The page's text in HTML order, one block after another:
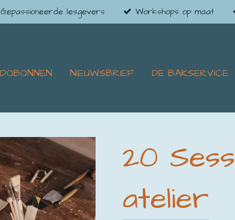
Gepassioneerde lesgevers Workshops op maat
NIEUWSBRIEF DE BAKSERVICE
20
atelier